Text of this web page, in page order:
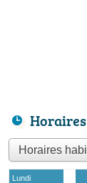
Horaires
Lundi